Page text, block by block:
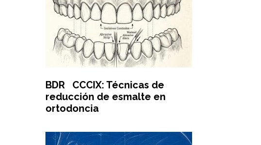
BDR CCCIX: Técnicas de
reducción de esmalte en
ortodoncia